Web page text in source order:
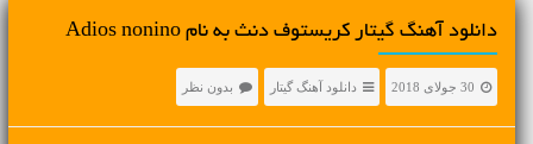
دانلود آهنگ گیتار کریستوف دنث به نام Adios nonino
30 جولای 2018 دانلود آهنگ گیتار بدون نظر